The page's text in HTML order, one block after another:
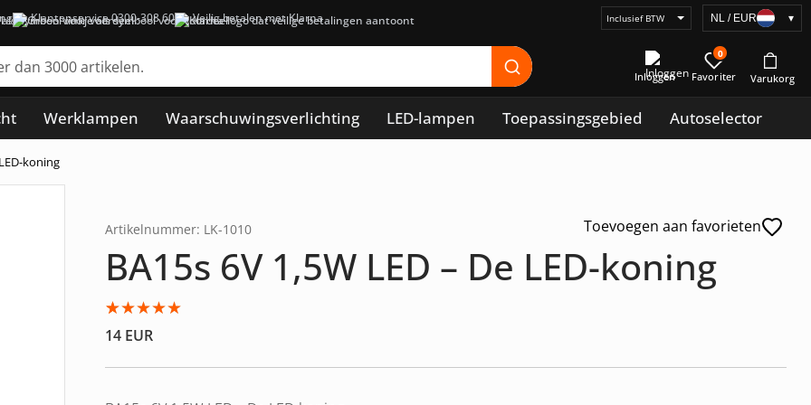
Klantenservice 0300-308 60 Veilig betalen met Klarna
Selecteer
prijsweergave
NL / EUR ▾
Inloggen
0
Werklampen Waarschuwingsverlichting LED-lampen Toepassingsgebied Autoselector
koning
Toevoegen aan favorieten
Artikelnummer: LK-1010
BA15s 6V 1,5W LED – De LED-koning
Gewaardeerd
gebaseerd
1
klantbeoordeling
14 EUR